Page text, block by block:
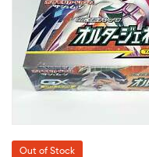
Out of Stock